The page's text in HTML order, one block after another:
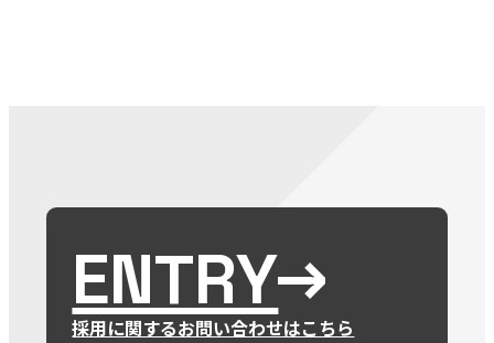
ENTRY
採用に関するお問い合わせはこちら